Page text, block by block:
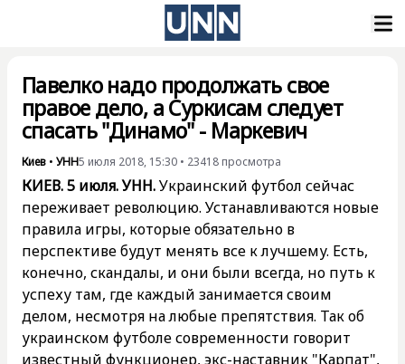
Павелко надо продолжать свое
правое дело, а Суркисам следует
спасать "Динамо" - Маркевич
Киев • УНН5 июля 2018, 15:30 • 23418 просмотра
КИЕВ. 5 июля. УНН.Украинский футбол сейчас
переживает революцию. Устанавливаются новые
правила игры, которые обязательно в
перспективе будут менять все к лучшему. Есть,
конечно, скандалы, и они были всегда, но путь к
успеху там, где каждый занимается своим
делом, несмотря на любые препятствия. Так об
украинском футболе современности говорит
известный функционер, экс-наставник "Карпат",